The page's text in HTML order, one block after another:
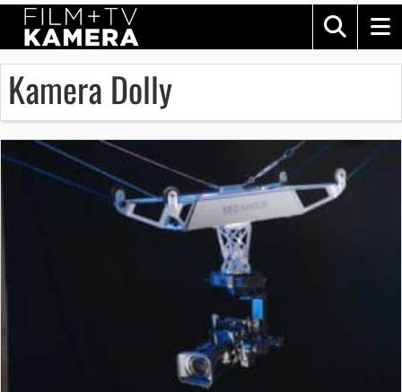
Kamera Dolly